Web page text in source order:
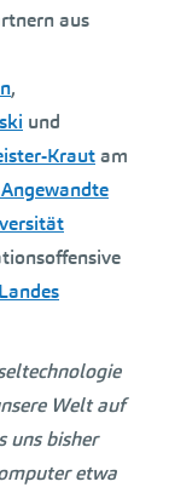
aus
,
und
Krautam
Welt auf
uns bisher
etwa